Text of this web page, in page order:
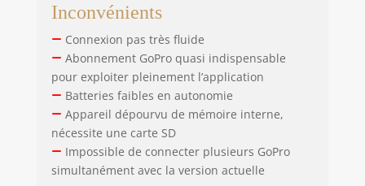
faible luminosité et
d’un maintien de
l’horizon avec une
limite d’inclinaison
supérieure, pour
droites quand vous
le souhaitez. Ce
Inconvénients
Connexion pas très fluide
Abonnement GoPro quasi indispensable
pour exploiter pleinement l’application
Batteries faibles en autonomie
Appareil dépourvu de mémoire interne,
nécessite une carte SD
Impossible de connecter plusieurs GoPro
simultanément avec la version actuelle